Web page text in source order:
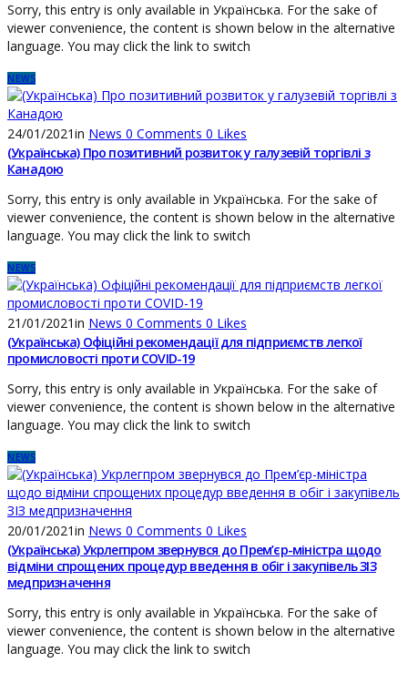
Sorry, this entry is only available in Українська. For the sake of
viewer convenience, the content is shown below in the alternative
language. You may click the link to switch
NEWS
24/01/2021in News 0 Comments 0 Likes
(Українська) Про позитивний розвиток у галузевій торгівлі з
Канадою
Sorry, this entry is only available in Українська. For the sake of
viewer convenience, the content is shown below in the alternative
language. You may click the link to switch
NEWS
21/01/2021in News 0 Comments 0 Likes
(Українська) Офіційні рекомендації для підприємств легкої
промисловості проти COVID-19
Sorry, this entry is only available in Українська. For the sake of
viewer convenience, the content is shown below in the alternative
language. You may click the link to switch
NEWS
20/01/2021in News 0 Comments 0 Likes
(Українська) Укрлегпром звернувся до Прем’єр-міністра щодо
відміни спрощених процедур введення в обіг і закупівель ЗІЗ
медпризначення
Sorry, this entry is only available in Українська. For the sake of
viewer convenience, the content is shown below in the alternative
language. You may click the link to switch